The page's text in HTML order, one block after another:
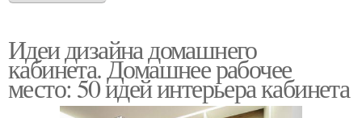
Идеи дизайна домашнего
кабинета. Домашнее рабочее
место: 50 идей интерьера кабинета